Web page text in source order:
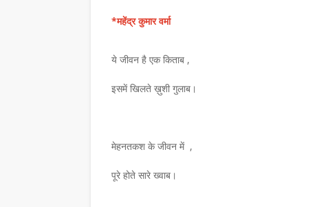
*महेंद्र कुमार वर्मा
ये जीवन है एक किताब ,
इसमें खिलते ख़ुशी गुलाब।
मेहनतकश के जीवन में ,
पूरे होते सारे ख्वाब।